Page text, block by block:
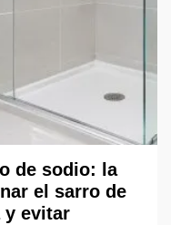
de sodio: la
el sarro de
y evitar